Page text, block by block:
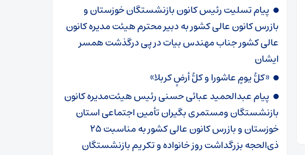
پیام تسلیت رئیس کانون بازنشستگان خوزستان و
بازرس کانون عالی کشور به دبیر محترم هیئت مدیره کانون
عالی کشور جناب مهندس بیات در پی درگذشت همسر
ایشان
«کلُّ یومٍ عاشورا و کلُّ أرضٍ کربلا»
پیام عبدالحمید عبائی حسنی رئیس هیئت‌مدیره کانون
بازنشستگان ومستمری بگیران تأمین اجتماعی استان
خوزستان و بازرس کانون عالی کشور به مناسبت ۲۵
ذی‌الحجه بزرگداشت روز خانواده و تکریم بازنشستگان